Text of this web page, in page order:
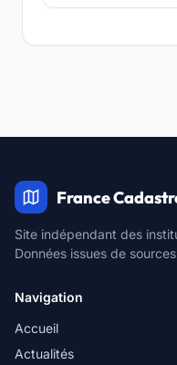
France
Site indépendant des
Données issues de
Navigation
Accueil
Actualités